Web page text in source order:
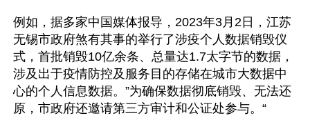
例如，据多家中国媒体报导，2023年3月2日，江苏
无锡市政府煞有其事的举行了涉疫个人数据销毁仪
式，首批销毁10亿余条、总量达1.7太字节的数据，
涉及出于疫情防控及服务目的存储在城市大数据中
心的个人信息数据。”为确保数据彻底销毁、无法还
原，市政府还邀请第三方审计和公证处参与。“